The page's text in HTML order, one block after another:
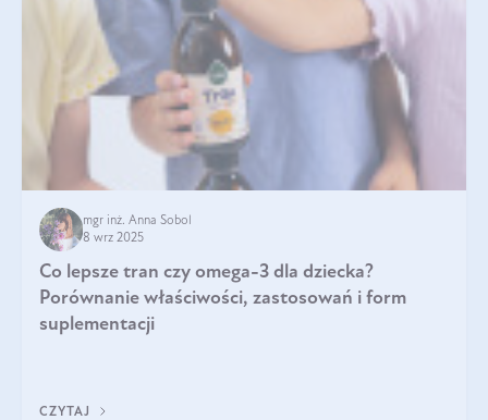
mgr inż. Anna Sobol
8 wrz 2025
Co lepsze tran czy omega-3 dla dziecka?
Porównanie właściwości, zastosowań i form
suplementacji
CZYTAJ